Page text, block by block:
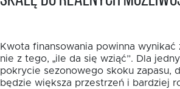
Kwota finansowania powinna wynikać
nie z tego, „ile da się wziąć”. Dla
pokrycie sezonowego skoku zapasu,
będzie większa przestrzeń i bardziej